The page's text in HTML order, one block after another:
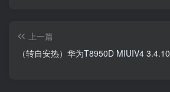
上一篇
（转自安热）华为T8950D MIUIV4 3.4.10